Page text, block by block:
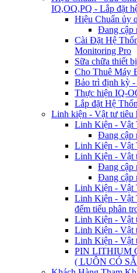
IQ,OQ,PQ - Lắp đặt
Hiệu Chuẩn ủy
Đang cập
Cài Đặt Hệ
Monitoring Pro
Sữa chữa thiết
Cho Thuê Máy
Bảo trì định kỳ
Thực hiện IQ-
Lắp đặt Hệ
Linh kiện - Vật tư tiêu
Linh Kiện - Vật
Đang cập
Linh Kiện - Vật
Linh Kiện - Vật
Đang cập
Đang cập
Linh Kiện - Vật
Linh Kiện - Vật
đếm tiểu phân
Linh Kiện - Vật
Linh Kiện - Vật
Linh Kiện - Vật
PIN LITHIUM
( LUÔN CÓ